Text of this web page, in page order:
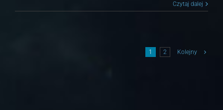
Czytaj dalej
1 2 Kolejny